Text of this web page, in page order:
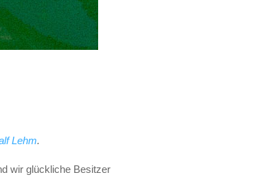
Lehm.
wir glückliche Besitzer